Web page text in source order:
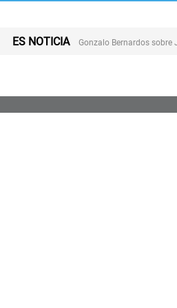
ES NOTICIA Gonzalo Bernardos sobre